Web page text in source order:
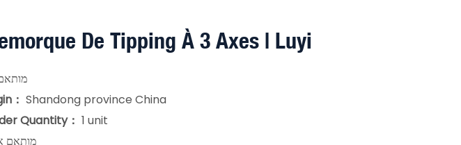
De Tipping À 3 Axes | Luyi
： Shandong province China
Quantity： 1 unit
מותאם